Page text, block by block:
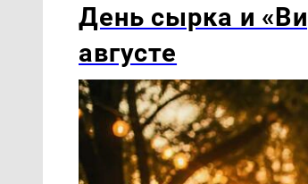
День сырка и
августе